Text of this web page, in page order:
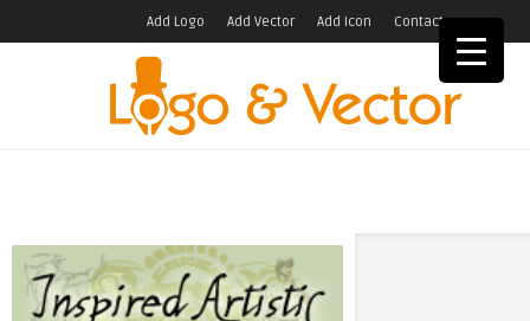
Add Logo Add Vector Add Icon Contact